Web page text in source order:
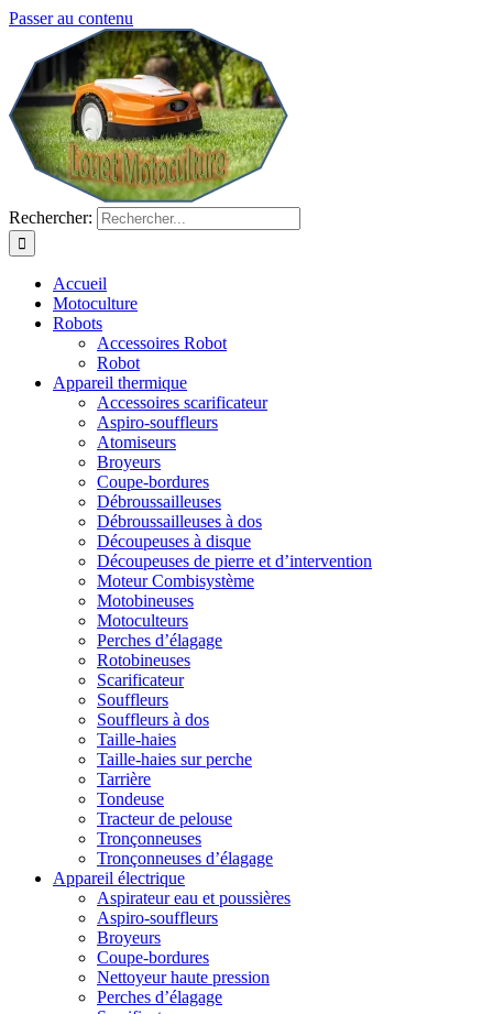
Passer au contenu
Rechercher:
Accueil
Motoculture
Robots
Accessoires Robot
Robot
Appareil thermique
Accessoires scarificateur
Aspiro-souffleurs
Atomiseurs
Broyeurs
Coupe-bordures
Débroussailleuses
Débroussailleuses à dos
Découpeuses à disque
Découpeuses de pierre et d’intervention
Moteur Combisystème
Motobineuses
Motoculteurs
Perches d’élagage
Rotobineuses
Scarificateur
Souffleurs
Souffleurs à dos
Taille-haies
Taille-haies sur perche
Tarrière
Tondeuse
Tracteur de pelouse
Tronçonneuses
Tronçonneuses d’élagage
Appareil électrique
Aspirateur eau et poussières
Aspiro-souffleurs
Broyeurs
Coupe-bordures
Nettoyeur haute pression
Perches d’élagage